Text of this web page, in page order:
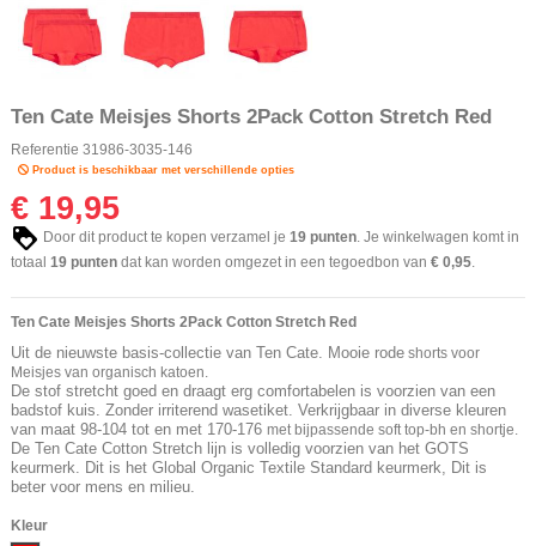
Ten Cate Meisjes Shorts 2Pack Cotton Stretch Red
Referentie 31986-3035-146
Product is beschikbaar met verschillende opties
€ 19,95
Door dit product te kopen verzamel je 19 punten. Je winkelwagen komt in
totaal 19 punten dat kan worden omgezet in een tegoedbon van € 0,95.
Ten Cate Meisjes Shorts 2Pack Cotton Stretch Red
Uit de nieuwste basis-collectie van Ten Cate. Mooie rode shorts voor
Meisjes van organisch katoen.
De stof stretcht goed en draagt erg comfortabelen is voorzien van een
badstof kuis. Zonder irriterend wasetiket. Verkrijgbaar in diverse kleuren
van maat 98-104 tot en met 170-176 met bijpassende soft top-bh en shortje.
De Ten Cate Cotton Stretch lijn is volledig voorzien van het GOTS
keurmerk. Dit is het Global Organic Textile Standard keurmerk, Dit is
beter voor mens en milieu.
Kleur